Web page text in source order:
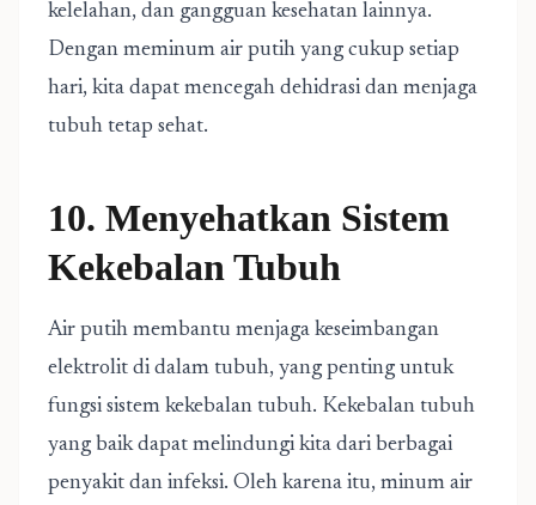
kelelahan, dan gangguan kesehatan lainnya.
Dengan meminum air putih yang cukup setiap
hari, kita dapat mencegah dehidrasi dan menjaga
tubuh tetap sehat.
10. Menyehatkan Sistem
Kekebalan Tubuh
Air putih membantu menjaga keseimbangan
elektrolit di dalam tubuh, yang penting untuk
fungsi sistem kekebalan tubuh. Kekebalan tubuh
yang baik dapat melindungi kita dari berbagai
penyakit dan infeksi. Oleh karena itu, minum air